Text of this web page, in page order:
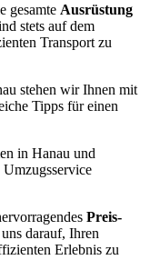
gesamte Ausrüstung
stets auf dem
Transport zu
stehen wir Ihnen mit
Tipps für einen
in Hanau und
Preis-
darauf, Ihren
Erlebnis zu